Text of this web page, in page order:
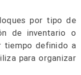
por tipo de
de inventario o
tiempo definido a
para organizar